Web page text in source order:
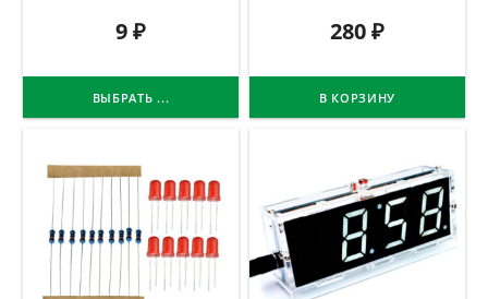
9₽
ВЫБРАТЬ ...
280₽
В КОРЗИНУ